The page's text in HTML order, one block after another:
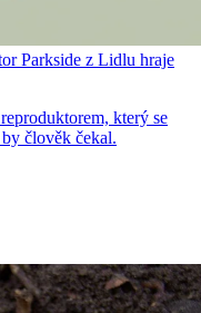
Parkside z Lidlu hraje
který se
člověk čekal.